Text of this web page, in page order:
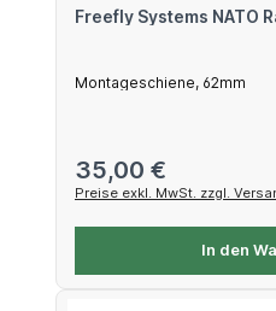
Freefly Systems NATO
Montageschiene, 62mm
Regulärer Preis:
35,00 €
Preise exkl. MwSt. zzgl.
In den